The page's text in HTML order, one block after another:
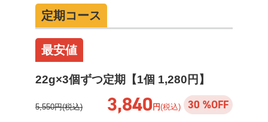
定期コース
最安値
22g×3個ずつ定期【1個 1,280円】
5,550円(税込) 3,840 円(税込) 30 %OFF